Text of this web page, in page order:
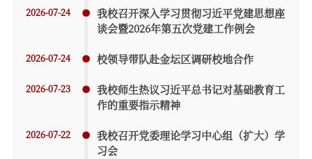
2026-07-24
我校召开深入学习贯彻习近平党建思想座
谈会暨2026年第五次党建工作例会
2026-07-24 校领导带队赴金坛区调研校地合作
2026-07-23
我校师生热议习近平总书记对基础教育工
作的重要指示精神
2026-07-22
我校召开党委理论学习中心组（扩大）学
习会